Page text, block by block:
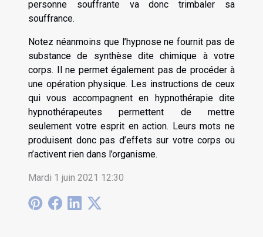
personne souffrante va donc trimbaler sa
souffrance.
Notez néanmoins que l’hypnose ne fournit pas de
substance de synthèse dite chimique à votre
corps. Il ne permet également pas de procéder à
une opération physique. Les instructions de ceux
qui vous accompagnent en hypnothérapie dite
hypnothérapeutes permettent de mettre
seulement votre esprit en action. Leurs mots ne
produisent donc pas d’effets sur votre corps ou
n’activent rien dans l’organisme.
Mardi 1 juin 2021 12:30